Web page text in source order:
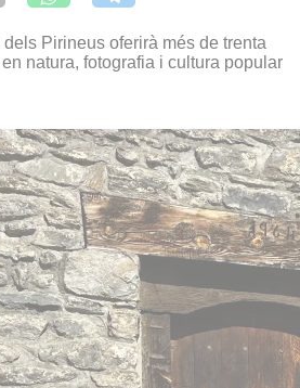
Pirineus oferirà més de trenta
natura, fotografia i cultura popular